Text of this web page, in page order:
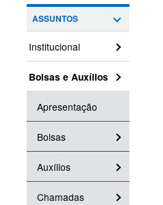
ASSUNTOS
Institucional
Bolsas e Auxílios
Apresentação
Bolsas
Auxílios
Chamadas